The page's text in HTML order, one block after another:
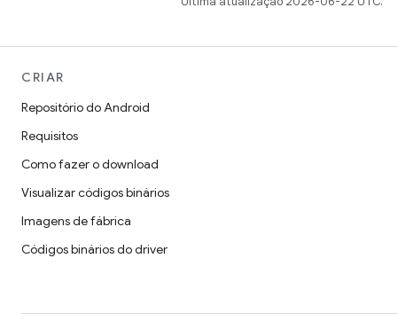
CRIAR
Repositório do Android
Requisitos
Como fazer o download
Visualizar códigos binários
Imagens de fábrica
Códigos binários do driver